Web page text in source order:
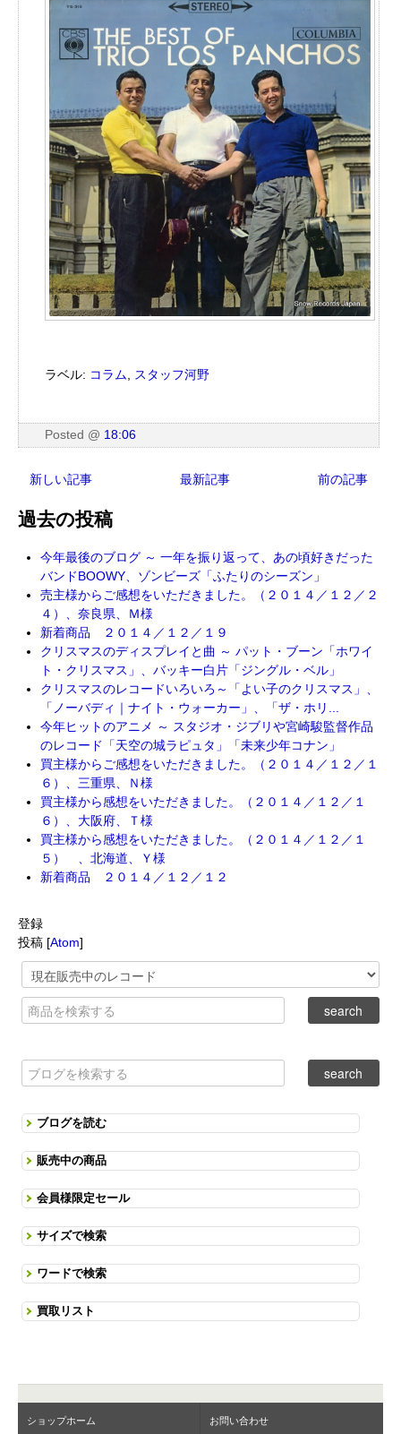
ラベル: コラム, スタッフ河野
Posted @ 18:06
新しい記事 最新記事 前の記事
過去の投稿
今年最後のブログ ～ 一年を振り返って、あの頃好きだった
バンドBOOWY、ゾンビーズ「ふたりのシーズン」
売主様からご感想をいただきました。（２０１４／１２／２
４）、奈良県、Ｍ様
新着商品 ２０１４／１２／１９
クリスマスのディスプレイと曲 ～ パット・ブーン「ホワイ
ト・クリスマス」、バッキー白片「ジングル・ベル」
クリスマスのレコードいろいろ～「よい子のクリスマス」、
「ノーバディ｜ナイト・ウォーカー」、「ザ・ホリ...
今年ヒットのアニメ ～ スタジオ・ジブリや宮崎駿監督作品
のレコード「天空の城ラピュタ」「未来少年コナン」
買主様からご感想をいただきました。（２０１４／１２／１
６）、三重県、Ｎ様
買主様から感想をいただきました。（２０１４／１２／１
６）、大阪府、Ｔ様
買主様から感想をいただきました。（２０１４／１２／１
５） 、北海道、Ｙ様
新着商品 ２０１４／１２／１２
登録
投稿 [Atom]
ブログを読む
販売中の商品
会員様限定セール
サイズで検索
ワードで検索
買取リスト
ショップホーム お問い合わせ